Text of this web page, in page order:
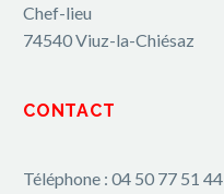
Chef-lieu
74540 Viuz-la-Chiésaz
CONTACT
Téléphone : 04 50 77 51 44